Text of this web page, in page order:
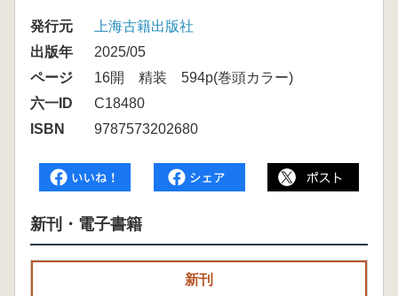
発行元
上海古籍出版社
出版年
2025/05
ページ
16開 精装 594p(巻頭カラー)
六一ID
C18480
ISBN
9787573202680
新刊・電子書籍
新刊